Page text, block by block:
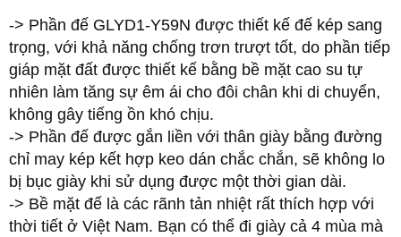
-> Phần đế GLYD1-Y59N được thiết kế đế kép sang
trọng, với khả năng chống trơn trượt tốt, do phần tiếp
giáp mặt đất được thiết kế bằng bề mặt cao su tự
nhiên làm tăng sự êm ái cho đôi chân khi di chuyển,
không gây tiếng ồn khó chịu.
-> Phần đế được gắn liền với thân giày bằng đường
chỉ may kép kết hợp keo dán chắc chắn, sẽ không lo
bị bục giày khi sử dụng được một thời gian dài.
-> Bề mặt đế là các rãnh tản nhiệt rất thích hợp với
thời tiết ở Việt Nam. Bạn có thể đi giày cả 4 mùa mà